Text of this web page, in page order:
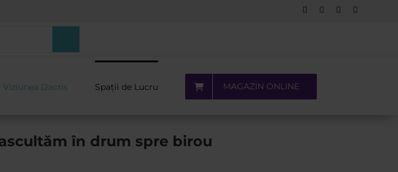
FacebookLinkedInYouTube
Viziunea Dacris Spații de Lucru MAGAZIN ONLINE
în drum spre birou